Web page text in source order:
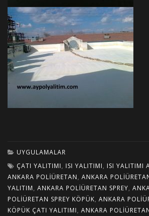
UYGULAMALAR
ÇATI YALITIMI, ISI YALITIMI, ISI YALITIMI
ANKARA POLIÜRETAN, ANKARA
YALITIM, ANKARA POLIÜRETAN SPREY,
POLIÜRETAN SPREY KÖPÜK, ANKARA
KÖPÜK ÇATI YALITIMI, ANKARA